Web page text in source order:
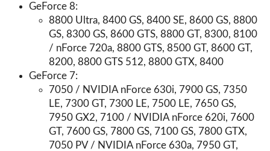
GeForce 8:
8800 Ultra, 8400 GS, 8400 SE, 8600 GS, 8800
GS, 8300 GS, 8600 GTS, 8800 GT, 8300, 8100
/ nForce 720a, 8800 GTS, 8500 GT, 8600 GT,
8200, 8800 GTS 512, 8800 GTX, 8400
GeForce 7:
7050 / NVIDIA nForce 630i, 7900 GS, 7350
LE, 7300 GT, 7300 LE, 7500 LE, 7650 GS,
7950 GX2, 7100 / NVIDIA nForce 620i, 7600
GT, 7600 GS, 7800 GS, 7100 GS, 7800 GTX,
7050 PV / NVIDIA nForce 630a, 7950 GT,